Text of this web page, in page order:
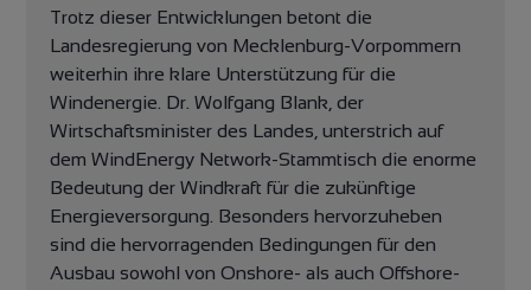
Trotz dieser Entwicklungen betont die
Landesregierung von Mecklenburg-Vorpommern
weiterhin ihre klare Unterstützung für die
Windenergie. Dr. Wolfgang Blank, der
Wirtschaftsminister des Landes, unterstrich auf
dem WindEnergy Network-Stammtisch die enorme
Bedeutung der Windkraft für die zukünftige
Energieversorgung. Besonders hervorzuheben
sind die hervorragenden Bedingungen für den
Ausbau sowohl von Onshore- als auch Offshore-